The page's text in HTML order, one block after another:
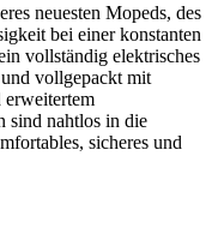
neuesten Mopeds, des
bei einer konstanten
vollständig elektrisches
vollgepackt mit
erweitertem
sind nahtlos in die
sicheres und